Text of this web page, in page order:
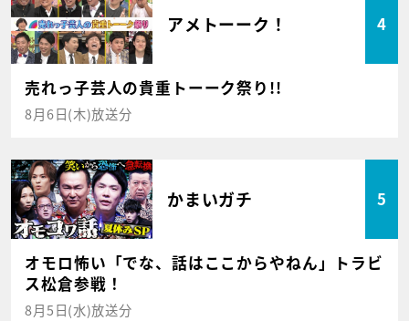
アメトーーク！ 4
売れっ子芸人の貴重トーーク祭り!!
8月6日(木)放送分
かまいガチ 5
オモロ怖い「でな、話はここからやねん」トラビ
ス松倉参戦！
8月5日(水)放送分